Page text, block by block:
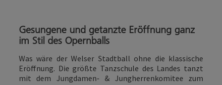
Gesungene und getanzte Eröffnung ganz
im Stil des Opernballs
Was wäre der Welser Stadtball ohne die klassische
Eröffnung. Die größte Tanzschule des Landes tanzt
mit dem Jungdamen- & Jungherrenkomitee zum